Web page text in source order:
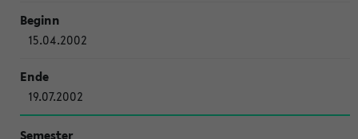
15.04.2002
19.07.2002